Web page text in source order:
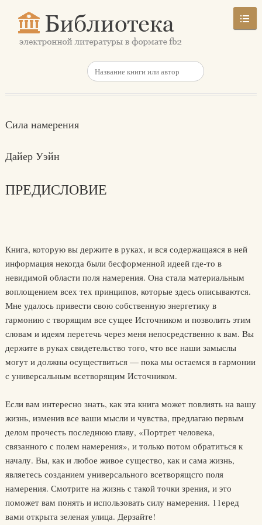
Сила намерения
Дайер Уэйн
ПРЕДИСЛОВИЕ
Книга, которую вы держите в руках, и вся содержащаяся в ней
информация некогда были бесформенной идеей где-то в
невидимой области поля намерения. Она стала материальным
воплощением всех тех принципов, которые здесь описываются.
Мне удалось привести свою собственную энергетику в
гармонию с творящим все сущее Источником и позволить этим
словам и идеям перетечь через меня непосредственно к вам. Вы
держите в руках свидетельство того, что все наши замыслы
могут и должны осуществиться — пока мы остаемся в гармонии
с универсальным всетворящим Источником.
Если вам интересно знать, как эта книга может повлиять на вашу
жизнь, изменив все ваши мысли и чувства, предлагаю первым
делом прочесть последнюю главу, «Портрет человека,
связанного с полем намерения», и только потом обратиться к
началу. Вы, как и любое живое существо, как и сама жизнь,
являетесь созданием универсального всетворящсго поля
намерения. Смотрите на жизнь с такой точки зрения, и это
поможет вам понять и использовать силу намерения. 11еред
вами открыта зеленая улица. Дерзайте!